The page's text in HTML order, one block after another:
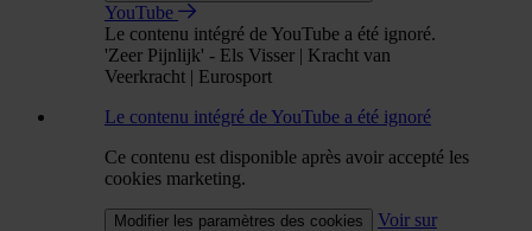
YouTube
Le contenu intégré de YouTube a été ignoré.
'Zeer Pijnlijk' - Els Visser | Kracht van
Veerkracht | Eurosport
Le contenu intégré de YouTube a été ignoré
Ce contenu est disponible après avoir accepté les
cookies marketing.
Modifier les paramètres des cookies
Voir sur